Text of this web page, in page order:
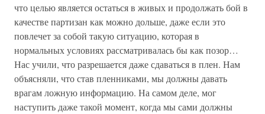
что целью является остаться в живых и продолжать бой в
качестве партизан как можно дольше, даже если это
повлечет за собой такую ситуацию, которая в
нормальных условиях рассматривалась бы как позор…
Нас учили, что разрешается даже сдаваться в плен. Нам
объясняли, что став пленниками, мы должны давать
врагам ложную информацию. На самом деле, мог
наступить даже такой момент, когда мы сами должны